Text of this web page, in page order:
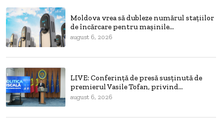
Moldova vrea să dubleze numărul stațiilor
de încărcare pentru mașinile...
august 6, 2026
LIVE: Conferință de presă susținută de
premierul Vasile Tofan, privind...
august 6, 2026